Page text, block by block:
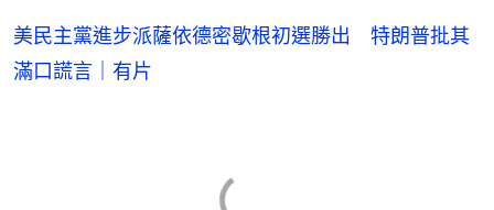
美民主黨進步派薩依德密歇根初選勝出 特朗普批其
滿口謊言｜有片